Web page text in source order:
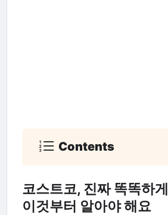
Contents
코스트코, 진짜 똑똑하
이것부터 알아야 해요